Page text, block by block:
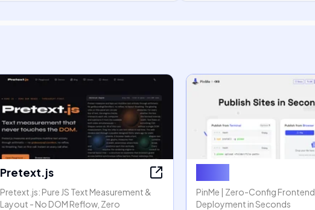
Pretext.js
Pretext.js: Pure JS Text Measurement &
Layout - No DOM Reflow, Zero
PinMe | Zero-Config Frontend
Deployment in Seconds